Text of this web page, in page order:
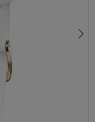
ZEGAREK DLA DZIEWCZYNKI ICE-WATCH 018424 TĘCZA RÓŻOWY 100M GRAWER GRATIS